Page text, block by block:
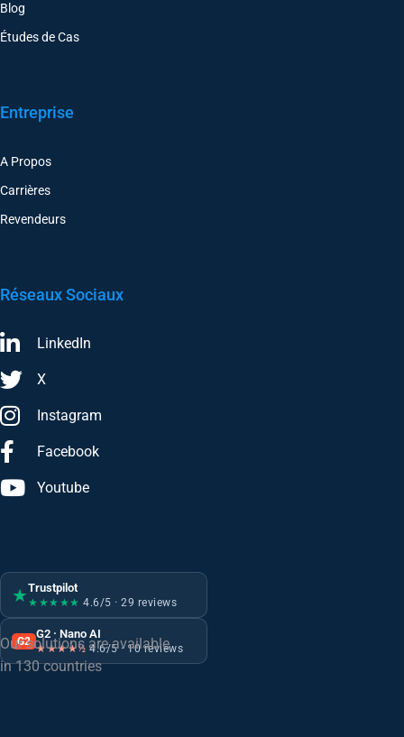
Blog
Études de Cas
Entreprise
A Propos
Carrières
Revendeurs
Réseaux Sociaux
LinkedIn
X
Instagram
Facebook
Youtube
G2
G2 · Nano AI
★★★★½ 4.6/5 · 10 reviews
★Trustpilot
★★★★★ 4.6/5 · 29 reviews
Our solutions are available
in 130 countries